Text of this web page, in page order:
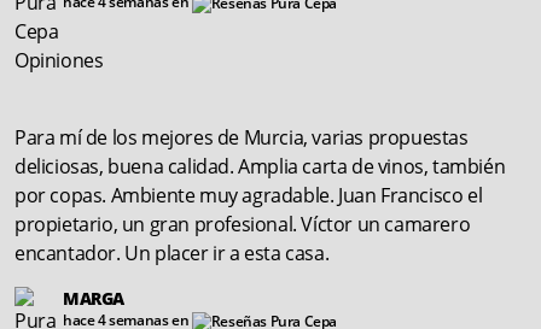
Para mí de los mejores de Murcia, varias propuestas
deliciosas, buena calidad. Amplia carta de vinos, también
por copas. Ambiente muy agradable. Juan Francisco el
propietario, un gran profesional. Víctor un camarero
encantador. Un placer ir a esta casa.
MARGA
hace 4 semanas en